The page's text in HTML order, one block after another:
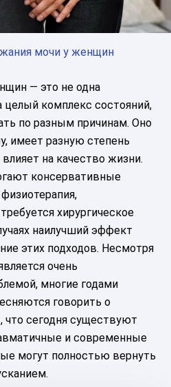
мочи у женщин
— это не одна
целый комплекс состояний,
по разным причинам. Оно
имеет разную степень
на качество жизни.
консервативные
хирургическое
наилучший эффект
этих подходов. Несмотря
очень
многие годами
говорить о
что сегодня существуют
и современные
могут полностью вернуть